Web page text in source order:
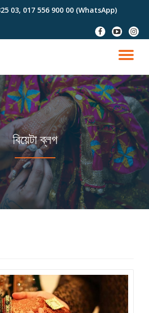
03, 017 556 900 00 (WhatsApp)
fa-
facebook
fa-
youtube-
play
fa-
বিয়েটা ব্লগ